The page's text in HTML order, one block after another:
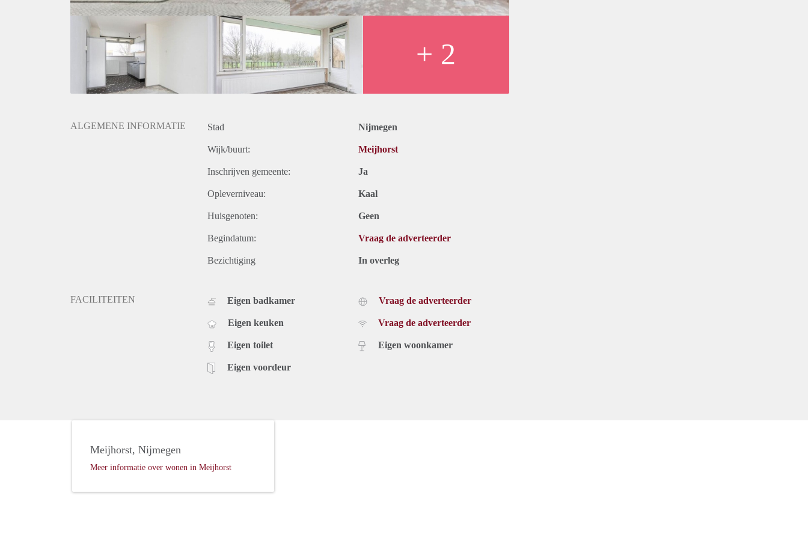
+ 2
ALGEMENE INFORMATIE Stad Nijmegen
Wijk/buurt: Meijhorst
Inschrijven gemeente: Ja
Opleverniveau: Kaal
Huisgenoten: Geen
Begindatum: Vraag de adverteerder
Bezichtiging In overleg
FACILITEITEN Eigen badkamer
Eigen keuken
Eigen toilet
Eigen voordeur
Vraag de adverteerder
Vraag de adverteerder
Eigen woonkamer
Meijhorst, Nijmegen
Meer informatie over wonen in Meijhorst